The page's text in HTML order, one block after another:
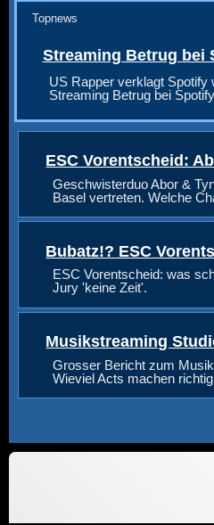
Topnews
Streaming Betrug bei
US Rapper verklagt Spotify
Streaming Betrug bei
ESC Vorentscheid:
Geschwisterduo Abor &
Basel vertreten. Welche
Bubatz!? ESC
ESC Vorentscheid: was
Jury 'keine Zeit'.
Musikstreaming
Grosser Bericht zum
Wieviel Acts machen